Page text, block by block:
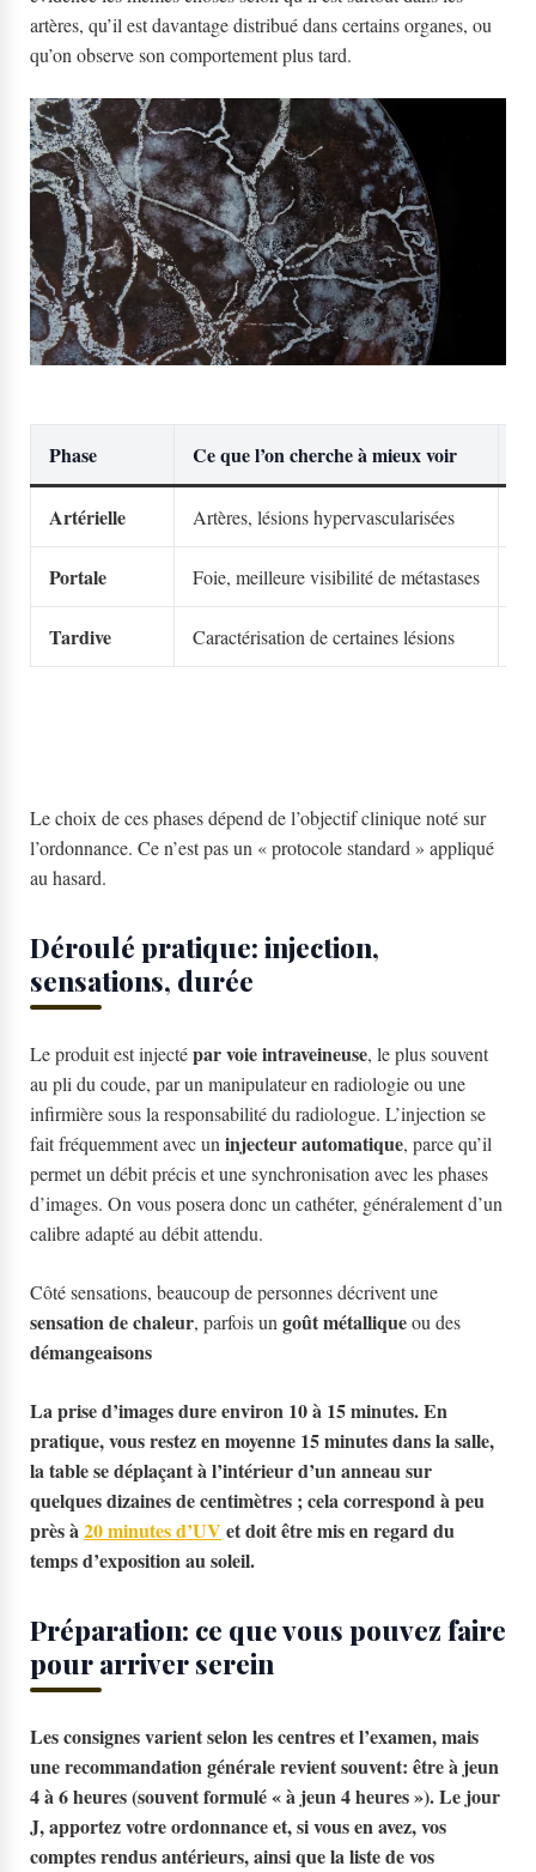
artères, qu’il est davantage distribué dans certains organes, ou
qu’on observe son comportement plus tard.
Phase Ce que l’on cherche à mieux voir
Artérielle Artères, lésions hypervascularisées
Portale Foie, meilleure visibilité de métastases
Tardive Caractérisation de certaines lésions
Le choix de ces phases dépend de l’objectif clinique noté sur
l’ordonnance. Ce n’est pas un « protocole standard » appliqué
au hasard.
Déroulé pratique: injection,
sensations, durée
Le produit est injectépar voie intraveineuse, le plus souvent
au pli du coude, par un manipulateur en radiologie ou une
infirmière sous la responsabilité du radiologue. L’injection se
fait fréquemment avec uninjecteur automatique, parce qu’il
permet un débit précis et une synchronisation avec les phases
d’images. On vous posera donc un cathéter, généralement d’un
calibre adapté au débit attendu.
Côté sensations, beaucoup de personnes décrivent une
sensation de chaleur, parfois ungoût métalliqueou des
démangeaisons
La prise d’images dure environ 10 à 15 minutes. En
pratique, vous restez en moyenne 15 minutes dans la salle,
la table se déplaçant à l’intérieur d’un anneau sur
quelques dizaines de centimètres ; cela correspond à peu
près à20 minutes d’UVet doit être mis en regard du
temps d’exposition au soleil.
Préparation: ce que vous pouvez faire
pour arriver serein
Les consignes varient selon les centres et l’examen, mais
une recommandation générale revient souvent: êtreà jeun
4 à 6 heures(souvent formulé « à jeun 4 heures »). Le jour
J, apportez votre ordonnance et, si vous en avez, vos
comptes rendus antérieurs, ainsi que la liste de vos